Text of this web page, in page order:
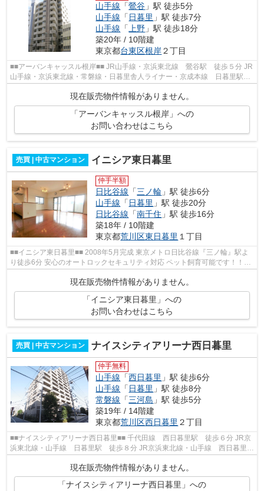
山手線 「鶯谷 」駅 徒歩5分
山手線 「 日暮里 」駅 徒歩7分
山手線 「上野 」駅 徒歩18分
築20年 / 10階建
東京都台東区根岸２丁目
■■アーバンキャッスル根岸■■ JR山手線・京浜東北線 鶯谷駅 徒歩５分 JR
山手線・京浜東北線・常磐線・日暮里舎人ライナー・京成本線 日暮里駅
現在販売物件情報がありません。
「アーバンキャッスル根岸」への
お問い合わせはこちら
売買 | 中古マンション イニシア東日暮里
仲手半額
日比谷線 「三ノ輪 」駅 徒歩6分
山手線 「 日暮里 」駅 徒歩20分
日比谷線 「南千住 」駅 徒歩16分
築18年 / 10階建
東京都荒川区東日暮里 １丁目
■■イニシア東日暮里■■ 2008年5月完成 東京メトロ日比谷線『三ノ輪』駅よ
り徒歩6分 安心のオートロックセキュリティ対応 ペット飼育可能です！！
現在販売物件情報がありません。
「イニシア東日暮里」への
お問い合わせはこちら
売買 | 中古マンション ナイスシティアリーナ西日暮里
仲手無料
山手線 「西日暮里 」駅 徒歩6分
山手線 「 日暮里 」駅 徒歩8分
常磐線 「三河島 」駅 徒歩5分
築19年 / 14階建
東京都荒川区西日暮里 ２丁目
■■ナイスシティアリーナ西日暮里■■ 千代田線 西日暮里駅 徒歩６分 JR京
浜東北線・山手線 日暮里駅 徒歩８分 JR京浜東北線・山手線 西日暮里
駅 徒歩８分 総戸数８７戸 鉄筋コン...
現在販売物件情報がありません。
「ナイスシティアリーナ西日暮里」への